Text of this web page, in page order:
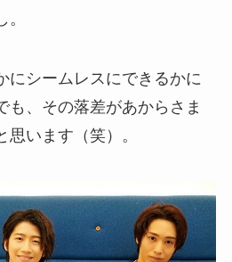
にシームレスにできるかに
も、その落差があからさま
います（笑）。